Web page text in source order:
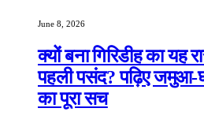
June 8, 2026
क्यों बना गिरिडीह का यह
पहली पसंद? पढ़िए जमुआ-
का पूरा सच